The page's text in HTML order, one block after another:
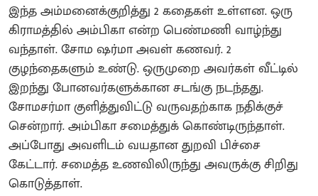
இந்த அம்மனைக்குறித்து 2 கதைகள் உள்ளன. ஒரு
கிராமத்தில் அம்பிகா என்ற பெண்மணி வாழ்ந்து
வந்தாள். சோம ஷர்மா அவள் கணவர். 2
குழந்தைகளும் உண்டு.‌ ஒருமுறை அவர்கள் வீட்டில்
இறந்து போனவர்களுக்கான சடங்கு நடந்தது‌.
சோமசர்மா குளித்துவிட்டு வருவதற்காக நதிக்குச்
சென்றார். அம்பிகா சமைத்துக் கொண்டிருந்தாள்.
அப்போது அவளிடம் வயதான துறவி பிச்சை
கேட்டார். சமைத்த உணவிலிருந்து அவருக்கு சிறிது
கொடுத்தாள்.